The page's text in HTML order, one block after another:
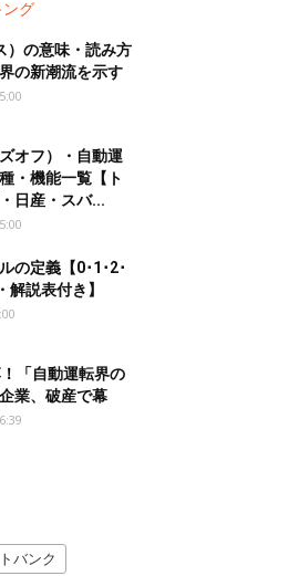
グ
）の意味・読み方
の新潮流を示す
オフ）・自動運
・機能一覧【ト
日産・スバ...
の定義【0･1･2･
解説表付き】
「自動運転界の
業、破産で幕
バンク